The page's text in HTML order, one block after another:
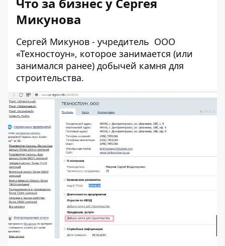
Микунова
Сергей Микунов - учредитель ООО
«Техностоун», которое занимается (или
занимался ранее) добычей камня для
строительства.